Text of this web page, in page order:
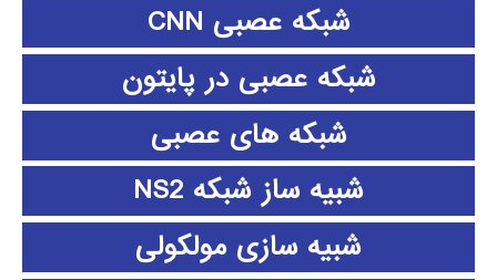
شبکه عصبی CNN
شبکه عصبی در پایتون
شبکه های عصبی
شبیه ساز شبکه NS2
شبیه سازی مولکولی